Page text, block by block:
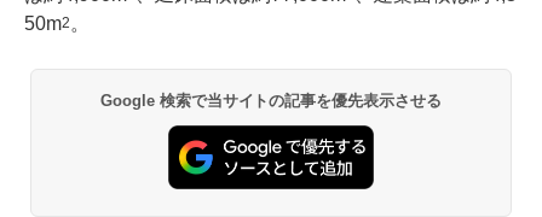
50m2 。
Google 検索で当サイトの記事を優先表示させる